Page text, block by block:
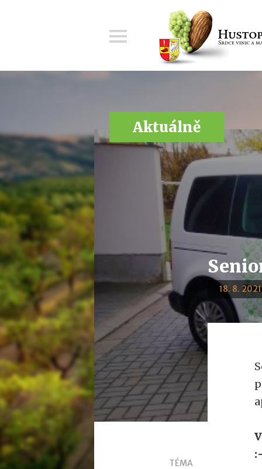
Aktuálně
18. 8.
TÉMA